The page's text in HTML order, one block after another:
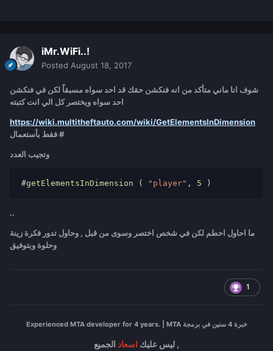
iMr.WiFi..!
Posted August 18, 2017
شوف انا ماني متأكد من انه فنكشن حقك قد احد سواه مسبقاً لكن في فنكشن
احد سواه ويختصر كل الي انت كتبته
https://wiki.multitheftauto.com/wiki/GetElementsInDimension
فقط بأستعمال #
وتجيب العدد
#getElementsInDimension ( "player" , 5 )
..
ما احاول احطم لكن في شخص اختصر وسوى من قبل , وحاول تدور فكرة زينة
1
Experienced MTA developer for 4 years. | MTA خبرة 4 سنين في برمجة
ليس عليك اسعاد
الجميع ,